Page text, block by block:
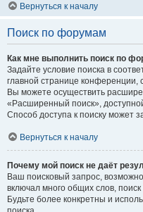
Вернуться к началу
Поиск по форумам
Как мне выполнить поиск по
Задайте условие поиска в
главной странице
Вы можете осуществить
«Расширенный поиск»,
Способ доступа к поиску может
Вернуться к началу
Почему мой поиск не даёт
Ваш поисковый запрос,
включал много общих слов,
Будьте более конкретны и